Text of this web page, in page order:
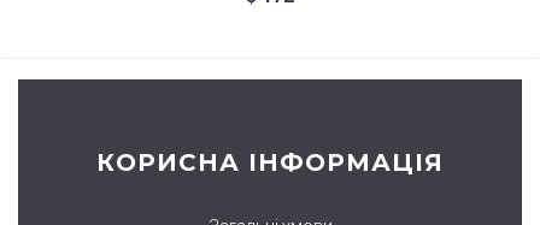
КОРИСНА ІНФОРМАЦІЯ